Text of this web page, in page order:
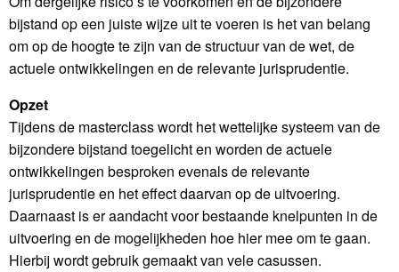
bijstand op een juiste wijze uit te voeren is het van belang
om op de hoogte te zijn van de structuur van de wet, de
actuele ontwikkelingen en de relevante jurisprudentie.
Opzet
Tijdens de masterclass wordt het wettelijke systeem van de
bijzondere bijstand toegelicht en worden de actuele
ontwikkelingen besproken evenals de relevante
jurisprudentie en het effect daarvan op de uitvoering.
Daarnaast is er aandacht voor bestaande knelpunten in de
uitvoering en de mogelijkheden hoe hier mee om te gaan.
Hierbij wordt gebruik gemaakt van vele casussen.